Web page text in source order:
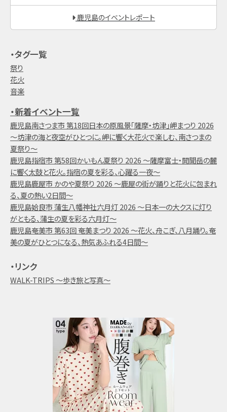
鹿児島のイベントレポート
・タグ一覧
祭り
花火
音楽
・新着イベント一覧
鹿児島南さつま市 第18回日本の原風景「薩摩・坊津」岬まつり 2026
～坊津の海と夜空がひとつに。岬に響く大花火で楽しむ、南さつまの
夏祭り～
鹿児島指宿市 第58回かいもん夏祭り 2026 ～薩摩富士・開聞岳の麓
に響く太鼓と花火。指宿の夏を彩る、心躍る一夜～
鹿児島鹿屋市 かのや夏祭り 2026 ～鹿屋の街が踊りと花火に包まれ
る、夏の熱い2日間～
鹿児島姶良市 蒲生八幡神社六月灯 2026 ～日本一の大クスに灯り
がともる、蒲生の夏を彩る六月灯～
鹿児島奄美市 第63回 奄美まつり 2026 ～花火、舟こぎ、八月踊り。奄
美の夏がひとつになる、熱気あふれる4日間～
・リンク
WALK-TRIPS ～歩き旅と写真～